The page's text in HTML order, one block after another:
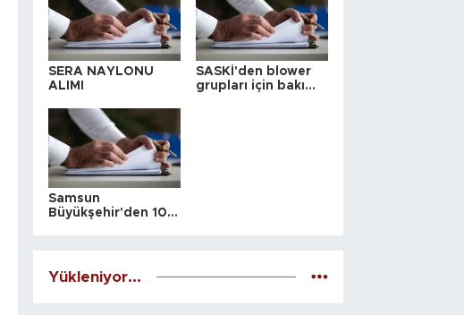
SERA NAYLONU
ALIMI
SASKİ'den blower
grupları için bakım
Samsun
Büyükşehir'den 10
Yükleniyor...